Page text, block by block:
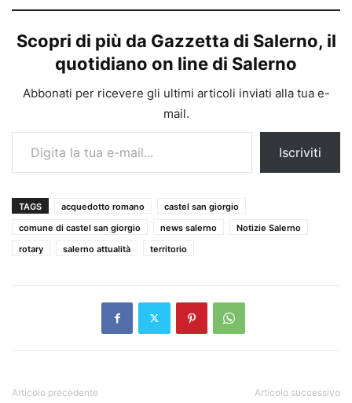
Scopri di più da Gazzetta di Salerno, il
quotidiano on line di Salerno
Abbonati per ricevere gli ultimi articoli inviati alla tua e-
mail.
Digita la tua e-mail...
Iscriviti
TAGS acquedotto romano
castel san giorgio
comune di castel san giorgio
news salerno
Notizie Salerno
rotary
salerno attualità territorio
Articolo precedente Articolo successivo